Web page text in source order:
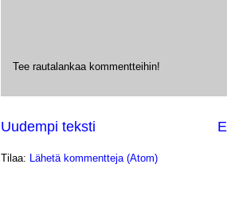
Tee rautalankaa kommentteihin!
Uudempi teksti
Tilaa: Lähetä kommentteja (Atom)